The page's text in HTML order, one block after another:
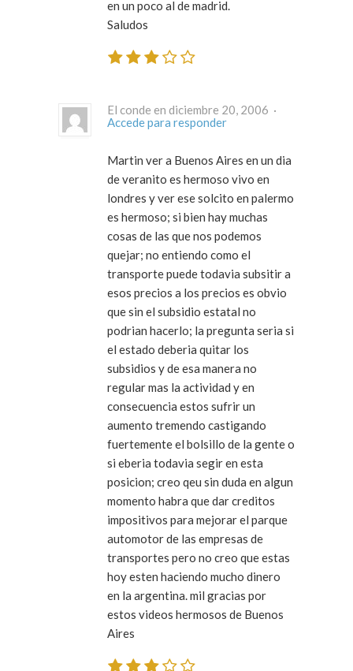
en un poco al de madrid.
Saludos
El conde en diciembre 20, 2006 ·
Accede para responder
Martin ver a Buenos Aires en un dia
de veranito es hermoso vivo en
londres y ver ese solcito en palermo
es hermoso; si bien hay muchas
cosas de las que nos podemos
quejar; no entiendo como el
transporte puede todavia subsitir a
esos precios a los precios es obvio
que sin el subsidio estatal no
podrian hacerlo; la pregunta seria si
el estado deberia quitar los
subsidios y de esa manera no
regular mas la actividad y en
consecuencia estos sufrir un
aumento tremendo castigando
fuertemente el bolsillo de la gente o
si eberia todavia segir en esta
posicion; creo qeu sin duda en algun
momento habra que dar creditos
impositivos para mejorar el parque
automotor de las empresas de
transportes pero no creo que estas
hoy esten haciendo mucho dinero
en la argentina. mil gracias por
estos videos hermosos de Buenos
Aires